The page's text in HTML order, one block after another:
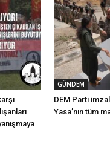
GÜNDEM
DEM Parti
Yasa’nın tüm